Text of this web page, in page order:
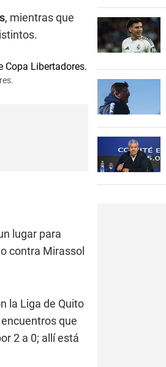
, mientras que
lugar para
contra Mirassol
la Liga de Quito
que
2 a 0; allí está